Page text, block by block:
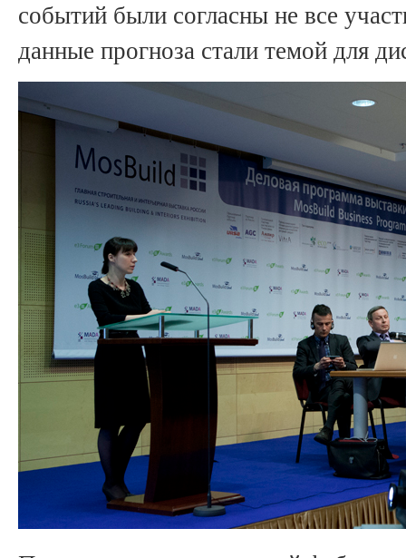
событий были согласны не все
данные прогноза стали темой для